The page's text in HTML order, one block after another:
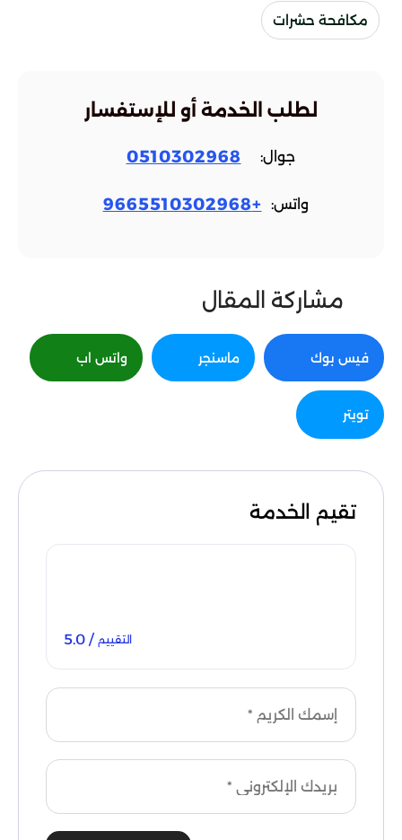
مكافحة حشرات
لطلب الخدمة أو للإستفسار
جوال: 0510302968
واتس: +9665510302968
مشاركة المقال
فيس بوك ماسنجر واتس اب
تويتر
تقيم الخدمة
التقييم / 5.0